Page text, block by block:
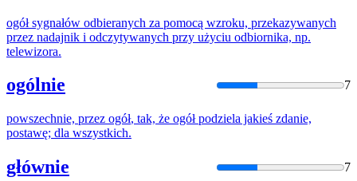
ogółsygnałów odbieranych za pomocą wzroku, przekazywanych
przez nadajnik i odczytywanych przy użyciu odbiornika, np.
telewizora.
ogólnie 7
powszechnie, przez ogół, tak, że ogółpodziela jakieś zdanie,
postawę; dla wszystkich.
głównie 7